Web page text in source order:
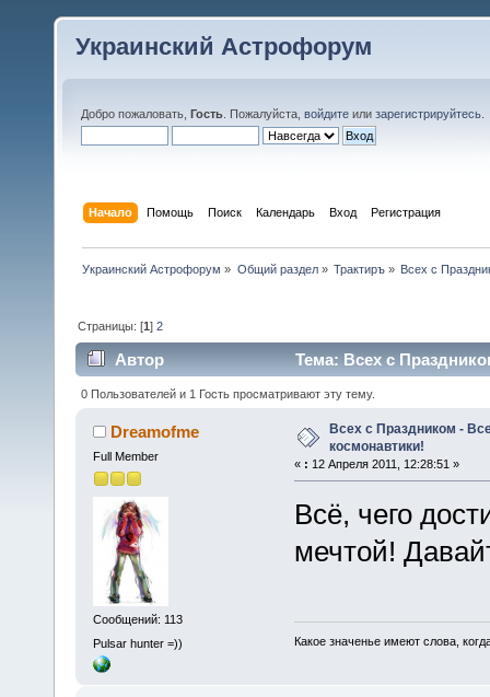
Украинский Астрофорум
Добро пожаловать, Гость . Пожалуйста, войдите или зарегистрируйтесь
Начало Помощь Поиск Календарь Вход Регистрация
Украинский Астрофорум » Общий раздел» Трактиръ» Всех с
Страницы: [1]2
Автор Тема: Всех с
0 Пользователей и 1 Гость просматривают эту тему.
Dreamofme
Full Member
Сообщений: 113
Pulsar hunter =))
Всех с Праздником -
космонавтики!
« : 12 Апреля 2011, 12:28:51 »
Всё, чего
мечтой!
Какое значенье имеют слова,